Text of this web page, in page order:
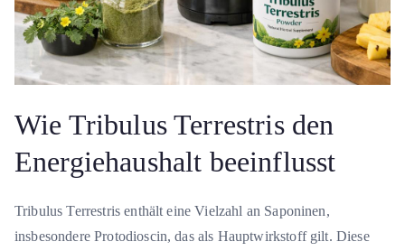
Wie Tribulus Terrestris den
Energiehaushalt beeinflusst
Tribulus Terrestris enthält eine Vielzahl an Saponinen,
insbesondere Protodioscin, das als Hauptwirkstoff gilt. Diese